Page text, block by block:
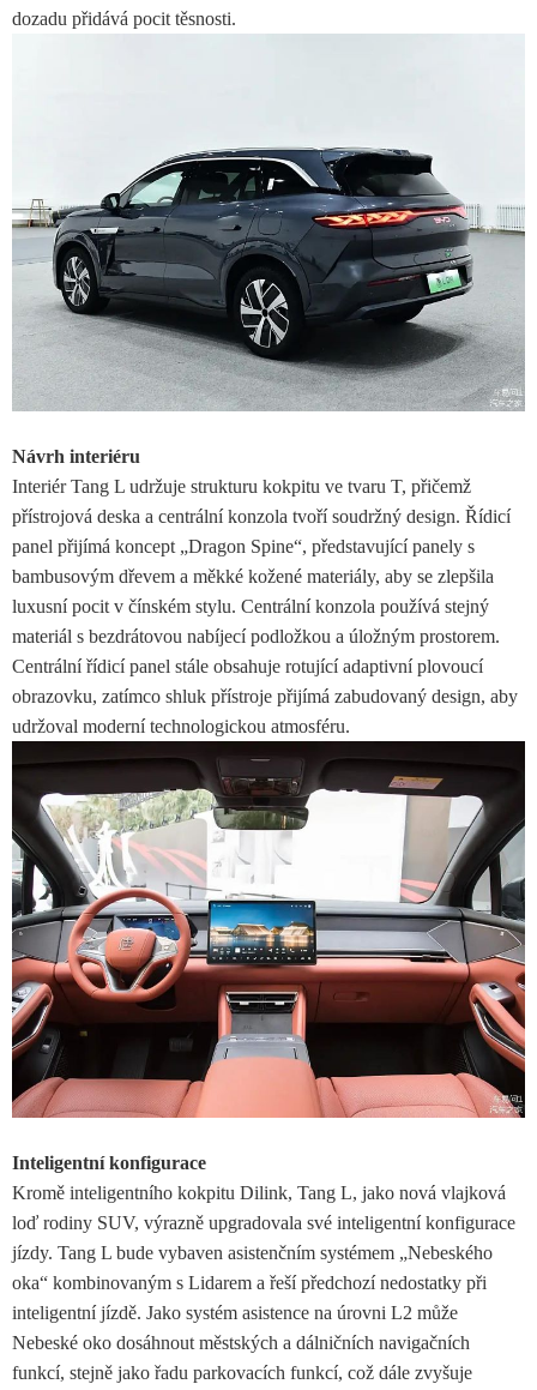
dozadu přidává pocit těsnosti.
Návrh interiéru
Interiér Tang L udržuje strukturu kokpitu ve tvaru T, přičemž
přístrojová deska a centrální konzola tvoří soudržný design. Řídicí
panel přijímá koncept „Dragon Spine“, představující panely s
bambusovým dřevem a měkké kožené materiály, aby se zlepšila
luxusní pocit v čínském stylu. Centrální konzola používá stejný
materiál s bezdrátovou nabíjecí podložkou a úložným prostorem.
Centrální řídicí panel stále obsahuje rotující adaptivní plovoucí
obrazovku, zatímco shluk přístroje přijímá zabudovaný design, aby
udržoval moderní technologickou atmosféru.
Inteligentní konfigurace
Kromě inteligentního kokpitu Dilink, Tang L, jako nová vlajková
loď rodiny SUV, výrazně upgradovala své inteligentní konfigurace
jízdy. Tang L bude vybaven asistenčním systémem „Nebeského
oka“ kombinovaným s Lidarem a řeší předchozí nedostatky při
inteligentní jízdě. Jako systém asistence na úrovni L2 může
Nebeské oko dosáhnout městských a dálničních navigačních
funkcí, stejně jako řadu parkovacích funkcí, což dále zvyšuje